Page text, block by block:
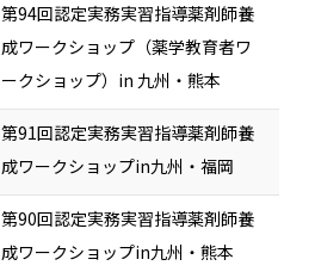
第94回認定実務実習指導薬剤師養
成ワークショップ（薬学教育者ワ
ークショップ）in 九州・熊本
第91回認定実務実習指導薬剤師養
成ワークショップin九州・福岡
第90回認定実務実習指導薬剤師養
成ワークショップin九州・熊本